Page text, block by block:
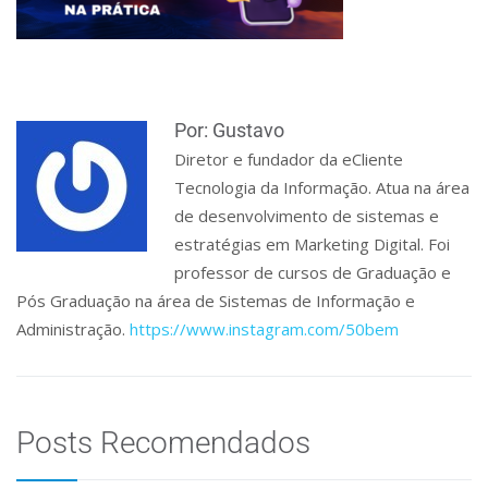
Por: Gustavo
Diretor e fundador da eCliente
Tecnologia da Informação. Atua na área
de desenvolvimento de sistemas e
estratégias em Marketing Digital. Foi
professor de cursos de Graduação e
Pós Graduação na área de Sistemas de Informação e
Administração. https://www.instagram.com/50bem
Posts Recomendados